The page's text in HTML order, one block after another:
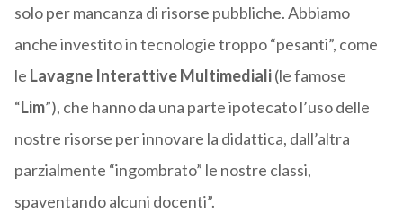
solo per mancanza di risorse pubbliche. Abbiamo
anche investito in tecnologie troppo “pesanti”, come
le Lavagne Interattive Multimediali(le famose
“Lim”), che hanno da una parte ipotecato l’uso delle
nostre risorse per innovare la didattica, dall’altra
parzialmente “ingombrato” le nostre classi,
spaventando alcuni docenti”.